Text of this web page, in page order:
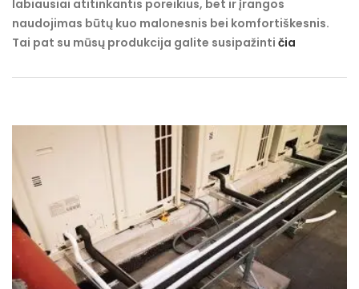
labiausiai atitinkantis poreikius, bet ir įrangos
naudojimas būtų kuo malonesnis bei komfortiškesnis.
Tai pat su mūsų produkcija galite susipažinti čia